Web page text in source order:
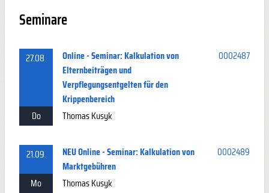
Seminare
27.08.
Online - Seminar: Kalkulation von
Elternbeiträgen und
Verpflegungsentgelten für den
Krippenbereich
0002487
Do Thomas Kusyk
21.09.
NEU Online - Seminar: Kalkulation von
Marktgebühren
0002489
Mo Thomas Kusyk